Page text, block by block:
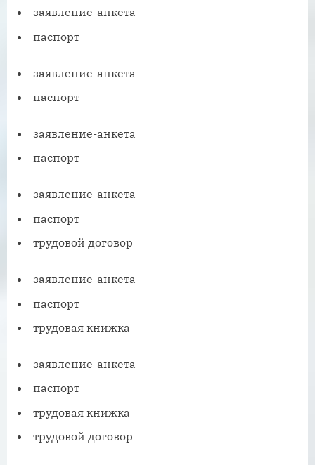
заявление-анкета
паспорт
заявление-анкета
паспорт
заявление-анкета
паспорт
заявление-анкета
паспорт
трудовой договор
заявление-анкета
паспорт
трудовая книжка
заявление-анкета
паспорт
трудовая книжка
трудовой договор